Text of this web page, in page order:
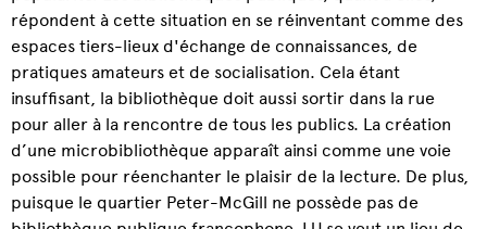
répondent à cette situation en se réinventant comme des
espaces tiers-lieux d'échange de connaissances, de
pratiques amateurs et de socialisation. Cela étant
insuffisant, la bibliothèque doit aussi sortir dans la rue
pour aller à la rencontre de tous les publics. La création
d’une microbibliothèque apparaît ainsi comme une voie
possible pour réenchanter le plaisir de la lecture. De plus,
puisque le quartier Peter-McGill ne possède pas de